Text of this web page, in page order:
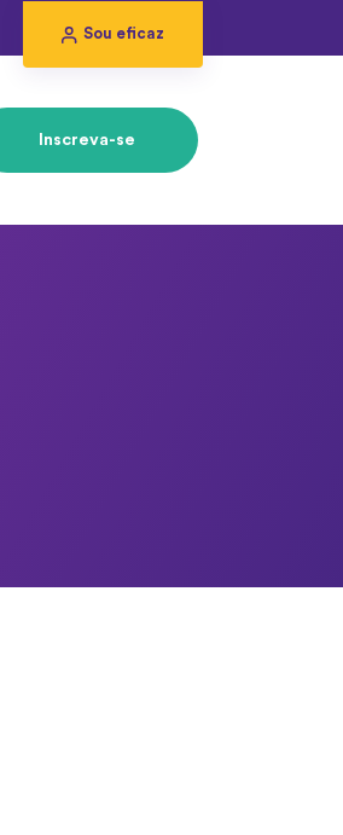
Sou eficaz
Inscreva-se